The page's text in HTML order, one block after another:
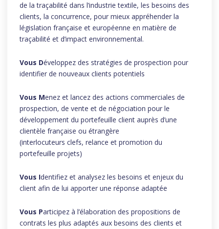
de la traçabilité dans l’industrie textile, les besoins des
clients, la concurrence, pour mieux appréhender la
législation française et européenne en matière de
traçabilité et d’impact environnemental.
Vous Développez des stratégies de prospection pour
identifier de nouveaux clients potentiels
Vous Menez et lancez des actions commerciales de
prospection, de vente et de négociation pour le
développement du portefeuille client auprès d’une
clientèle française ou étrangère
(interlocuteurs clefs, relance et promotion du
portefeuille projets)
Vous Identifiez et analysez les besoins et enjeux du
client afin de lui apporter une réponse adaptée
Vous Participez à l’élaboration des propositions de
contrats les plus adaptés aux besoins des clients et